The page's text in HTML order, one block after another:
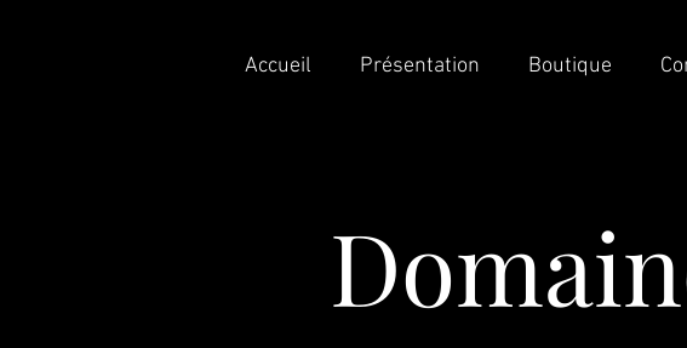
Accueil Présentation Boutique